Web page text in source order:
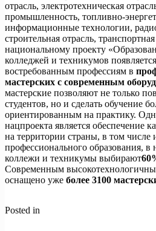
отрасль, электротехническая
промышленность, топливно-
информационные технологии,
строительная отрасль,
национальному проекту
колледжей и техникумов
востребованным профессиям в
мастерских с современным
мастерские позволяют не только
студентов, но и сделать обучение
ориентированным на практику.
нацпроекта является обеспечение
на территории страны, в том числе
профессионального образования,
коллежи и техникумы выбирают
Современным
оснащено уже более 3100
Posted in